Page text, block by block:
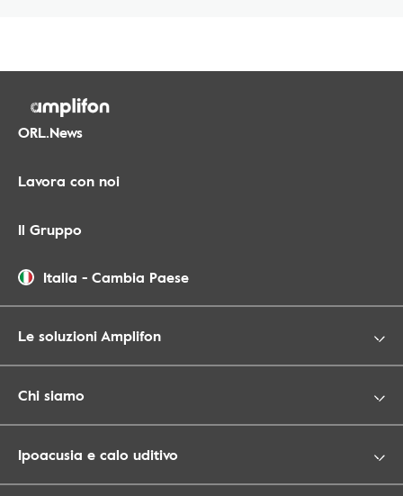
ORL.News
Lavora con noi
Il Gruppo
Italia - Cambia Paese
Le soluzioni Amplifon
Chi siamo
Ipoacusia e calo uditivo